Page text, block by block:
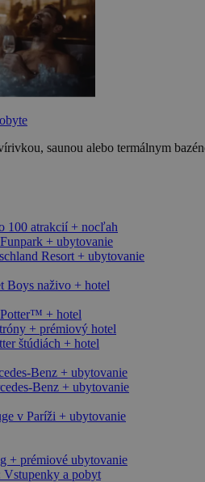
saunou alebo termálnym
100 atrakcií + nocľah
+ ubytovanie
Resort + ubytovanie
Boys naživo + hotel
+ hotel
+ prémiový hotel
štúdiách + hotel
Benz + ubytovanie
Benz + ubytovanie
v Paríži + ubytovanie
+ prémiové ubytovanie
Vstupenky a pobyt